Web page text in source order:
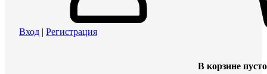
Вход | Регистрация
В корзине пусто